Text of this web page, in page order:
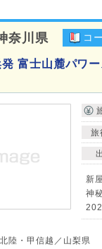
奈川県 コ
発 富士山麓パワ
旅
新
神
北陸・甲信越／山梨県